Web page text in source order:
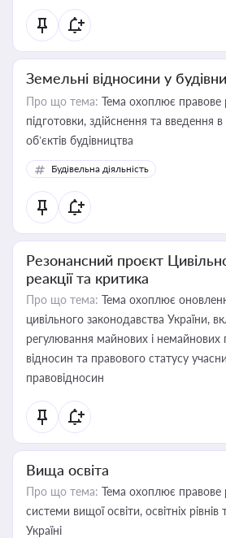
Земельні відносини у
Про що тема: Тема охоплює правове
підготовки, здійснення та введення
об’єктів будівництва
Будівельна діяльність
Резонансний проєкт
реакції та критика
Про що тема: Тема охоплює
цивільного законодавства України,
регулювання майнових і немайнових
відносин та правового статусу
правовідносин
Вища освіта
Про що тема: Тема охоплює правове
системи вищої освіти, освітніх рівнів
Україні